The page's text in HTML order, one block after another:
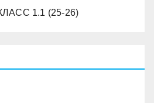
1.1 (25-26)